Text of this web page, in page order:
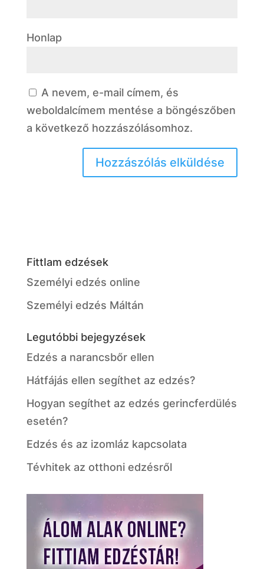
Honlap
A nevem, e-mail címem, és
weboldalcímem mentése a böngészőben
a következő hozzászólásomhoz.
FittIam edzések
Személyi edzés online
Személyi edzés Máltán
Legutóbbi bejegyzések
Edzés a narancsbőr ellen
Hátfájás ellen segíthet az edzés?
Hogyan segíthet az edzés gerincferdülés
esetén?
Edzés és az izomláz kapcsolata
Tévhitek az otthoni edzésről